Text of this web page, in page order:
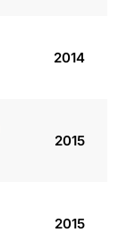
2014
2015
2015